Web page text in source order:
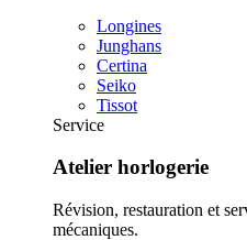
Longines
Junghans
Certina
Seiko
Tissot
Service
Atelier horlogerie
Révision, restauration et
mécaniques.